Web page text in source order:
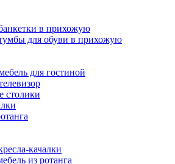
в прихожую
для обуви в прихожую
для гостиной
столики
качалки
из ротанга